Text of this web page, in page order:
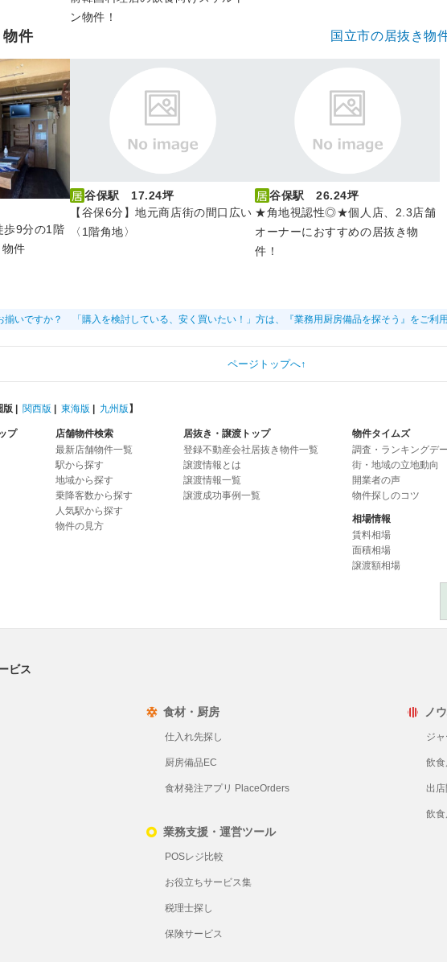
ン物件！
物件 国立市の居抜き物
歩9分の1階
件
谷保駅 17.24坪
【谷保6分】地元商店街の間口広い
〈1階角地〉
谷保駅 26.24坪
★角地視認性◎★個人店、2.3店舗
オーナーにおすすめの居抜き物
件！
揃いですか？ 「購入を検討している、安く買いたい！」方は、『業務用厨房備品を探そう』をご利
ページトップへ↑
版 関西版 東海版 九州版 】
プ
店舗物件検索
最新店舗物件一覧
駅から探す
地域から探す
乗降客数から探す
人気駅から探す
物件の見方
居抜き・譲渡トップ
登録不動産会社居抜き物件一覧
譲渡情報とは
譲渡情報一覧
譲渡成功事例一覧
物件タイムズ
調査・ランキングデ
街・地域の立地動向
開業者の声
物件探しのコツ
相場情報
賃料相場
面積相場
譲渡額相場
ビス
食材・厨房
仕入れ先探し
厨房備品EC
食材発注アプリ PlaceOrders
業務支援・運営ツール
POSレジ比較
お役立ちサービス集
税理士探し
保険サービス
ノ
ジ
飲
出
飲